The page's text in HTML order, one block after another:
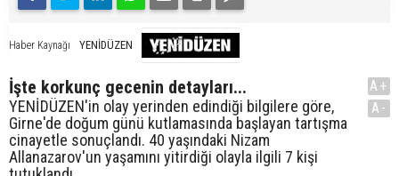
Haber Kaynağı YENİDÜZEN
İşte korkunç gecenin detayları...
YENİDÜZEN'in olay yerinden edindiği bilgilere göre,
Girne'de doğum günü kutlamasında başlayan tartışma
cinayetle sonuçlandı. 40 yaşındaki Nizam
Allanazarov'un yaşamını yitirdiği olayla ilgili 7 kişi
A+
A-